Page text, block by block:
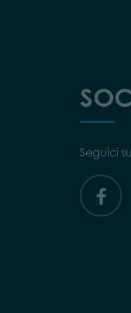
Seguici